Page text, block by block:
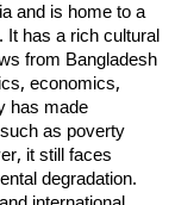
and is home to a
It has a rich cultural
from Bangladesh
economics,
has made
as poverty
it still faces
degradation.